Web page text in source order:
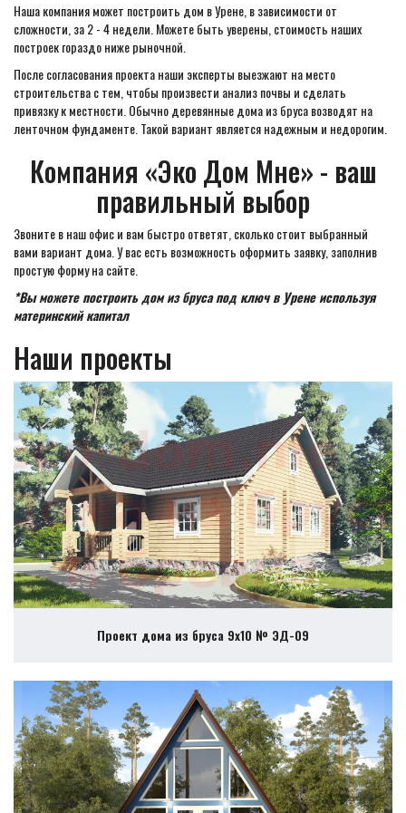
Наша компания может построить дом в Урене, в зависимости от
сложности, за 2 - 4 недели. Можете быть уверены, стоимость наших
построек гораздо ниже рыночной.
После согласования проекта наши эксперты выезжают на место
строительства с тем, чтобы произвести анализ почвы и сделать
привязку к местности. Обычно деревянные дома из бруса возводят на
ленточном фундаменте. Такой вариант является надежным и недорогим.
Компания «Эко Дом Мне» - ваш
правильный выбор
Звоните в наш офис и вам быстро ответят, сколько стоит выбранный
вами вариант дома. У вас есть возможность оформить заявку, заполнив
простую форму на сайте.
*Вы можете построить дом из бруса под ключ в Урене используя
материнский капитал
Наши проекты
Проект дома из бруса 9х10 № ЭД-09